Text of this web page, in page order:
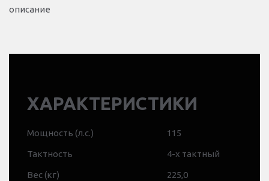
описание
ХАРАКТЕРИСТИКИ
Мощность (л.с.) 115
Тактность 4-х тактный
Вес (кг) 225,0